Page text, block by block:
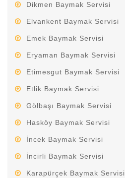
Dikmen Baymak Servisi
Elvankent Baymak Servisi
Emek Baymak Servisi
Eryaman Baymak Servisi
Etimesgut Baymak Servisi
Etlik Baymak Servisi
Gölbaşı Baymak Servisi
Hasköy Baymak Servisi
İncek Baymak Servisi
İncirli Baymak Servisi
Karapürçek Baymak Servisi